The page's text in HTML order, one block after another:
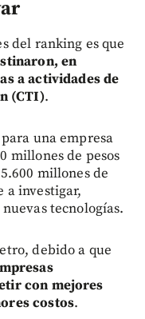
del ranking es que
en
a actividades de
(CTI).
una empresa
millones de pesos
millones de
a investigar,
tecnologías.
debido a que
con mejores
costos.